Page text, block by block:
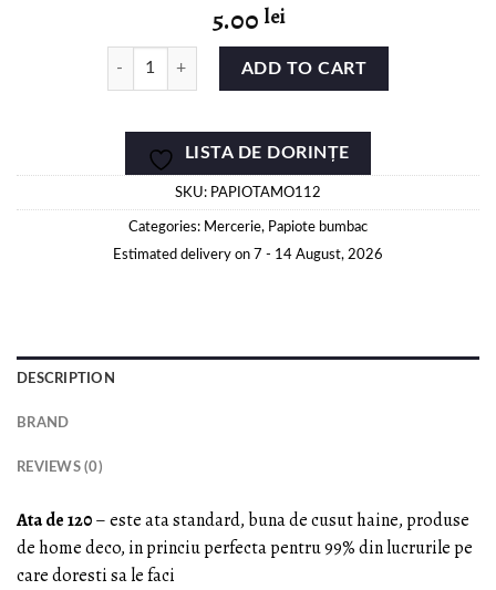
5.00 lei
ADD TO CART
LISTA DE DORINȚE
SKU: PAPIOTAMO112
Categories: Mercerie, Papiote bumbac
Estimated delivery on 7 - 14 August, 2026
DESCRIPTION
BRAND
REVIEWS (0)
Ata de 120– este ata standard, buna de cusut haine, produse
de home deco, in princiu perfecta pentru 99% din lucrurile pe
care doresti sa le faci